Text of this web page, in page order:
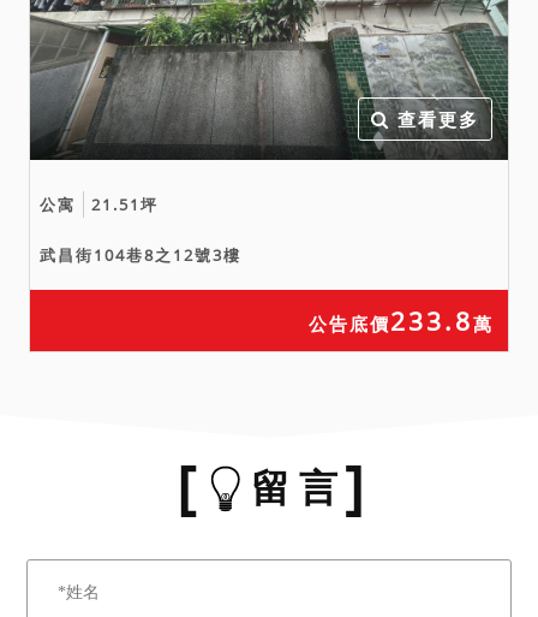
關問題，要求撤銷拍定（應
買、承受），請投標（應
買、承受）人注意。
六、他項權利設定情形（依
據不動產登記謄本記載）：
高限額抵押權新台幣共1510
三順位最高限額抵押權新台
幣144萬元，拍定後均塗
（住一），惟實際使用分區
及目前使用之現況如何，及
土地法、都市計劃法、區域
查看更多
公寓 21.51坪
武昌街104巷8之12號3樓
公告底價233.8萬
留 言